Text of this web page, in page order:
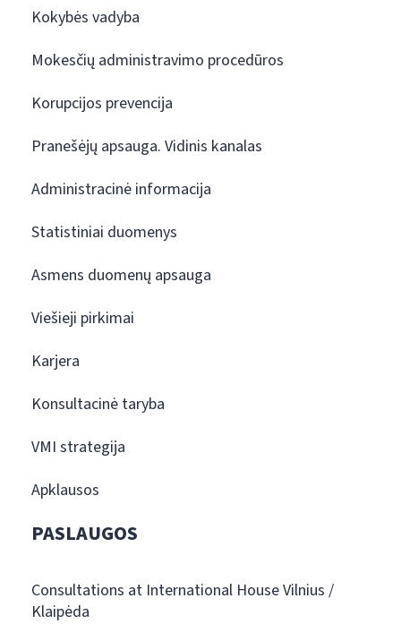
Kokybės vadyba
Mokesčių administravimo procedūros
Korupcijos prevencija
Pranešėjų apsauga. Vidinis kanalas
Administracinė informacija
Statistiniai duomenys
Asmens duomenų apsauga
Viešieji pirkimai
Karjera
Konsultacinė taryba
VMI strategija
Apklausos
PASLAUGOS
Consultations at International House Vilnius /
Klaipėda